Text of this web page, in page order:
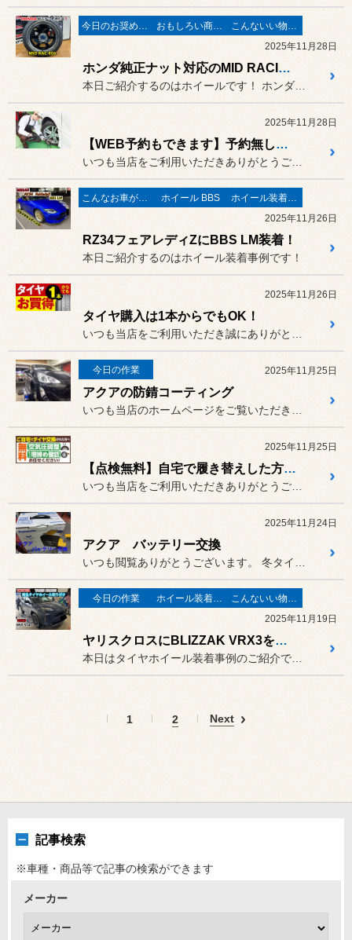
今日のお奨め商品! おもしろい商品見ーつけた！
こんないい物が有りますよ！
2025年11月28日
ホンダ純正ナット対応のMID RACING R06
2025年11月28日
【WEB予約もできます】予約無しでもタイヤ履き替えOK！
こんなお車がご来店 ホイール BBS
ホイール装着事例
2025年11月26日
RZ34フェアレディZにBBS LM装着！
本日ご紹介するのはホイール装着事例です！
2025年11月26日
タイヤ購入は1本からでもOK！
今日の作業 2025年11月25日
アクアの防錆コーティング
2025年11月25日
【点検無料】自宅で履き替えした方！点検しましたか？
2025年11月24日
アクア バッテリー交換
今日の作業 ホイール装着事例
こんないい物が有りますよ！
2025年11月19日
ヤリスクロスにBLIZZAK VRX3を装着！
1 2 Next
記事検索
※車種・商品等で記事の検索ができます
メーカー